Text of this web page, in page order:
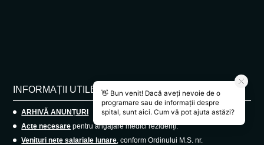
INFORMAȚII UTILE
ARHIVĂ ANUNȚURI
Acte necesare pentru angajare medici rezidenți.
Venituri nete salariale lunare, conform Ordinului M.S. nr.